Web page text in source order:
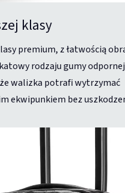
klasy
premium, z łatwością
rodzaju gumy
walizka potrafi wytrzymać
ekwipunkiem bez